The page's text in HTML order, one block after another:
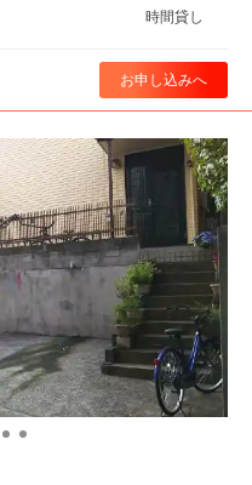
時間貸し
お申し込みへ